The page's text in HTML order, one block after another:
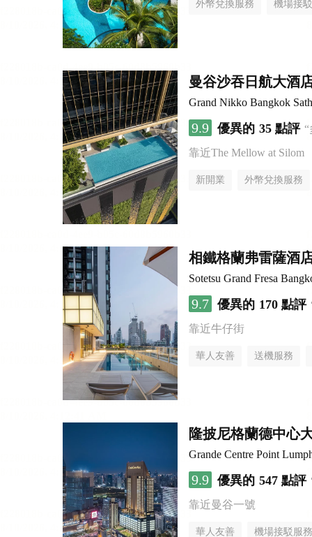
外幣兌換服務 機場接
曼谷沙吞日航大酒
Grand Nikko Bangkok
9.9 優異的 35 點評
靠近The Mellow at Silom
新開業 外幣兌換服務
相鐵格蘭弗雷薩酒
Sotetsu Grand Fresa
9.7 優異的 170 點評
靠近牛仔街
華人友善 送機服務
隆披尼格蘭德中心
Grande Centre Point
9.9 優異的 547 點評
靠近曼谷一號
華人友善 機場接駁服務